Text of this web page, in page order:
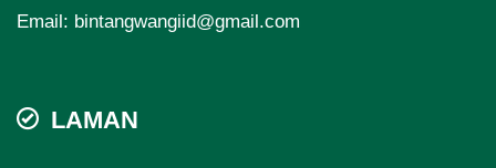
Email: bintangwangiid@gmail.com
LAMAN